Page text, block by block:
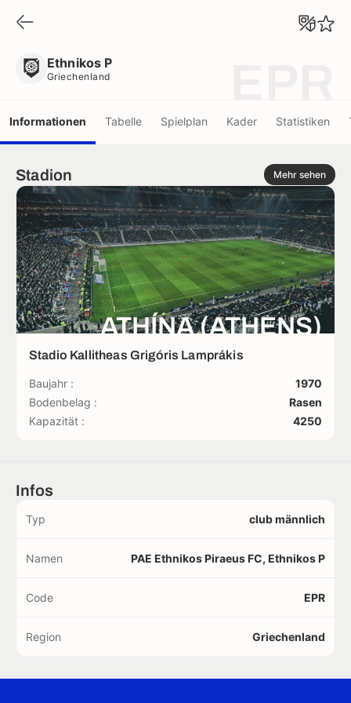
Ethnikos P
Griechenland
Informationen Tabelle Spielplan Kader Statistiken
Stadion Mehr sehen
ATHÍNA (ATHENS)
Stadio Kallitheas Grigóris Lamprákis
Baujahr :
1970
Bodenbelag :
Rasen
Kapazität :
4250
Infos
Typ club männlich
Namen PAE Ethnikos Piraeus FC, Ethnikos P
Code EPR
Region Griechenland